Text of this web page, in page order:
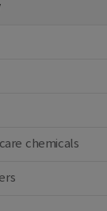
chemicals